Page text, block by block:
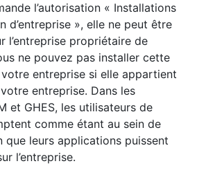
l’autorisation « Installations
d’entreprise », elle ne peut être
l’entreprise propriétaire de
ne pouvez pas installer cette
entreprise si elle appartient
entreprise. Dans les
et GHES, les utilisateurs de
comme étant au sein de
que leurs applications puissent
l’entreprise.